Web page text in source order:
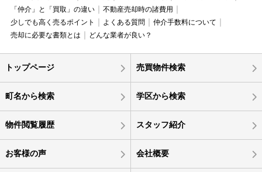
「仲介」と「買取」の違い
不動産売却時の諸費用
少しでも高く売るポイント
よくある質問
仲介手数料について
売却に必要な書類とは
どんな業者が良い？
トップページ 売買物件検索
町名から検索 学区から検索
物件閲覧履歴 スタッフ紹介
お客様の声 会社概要